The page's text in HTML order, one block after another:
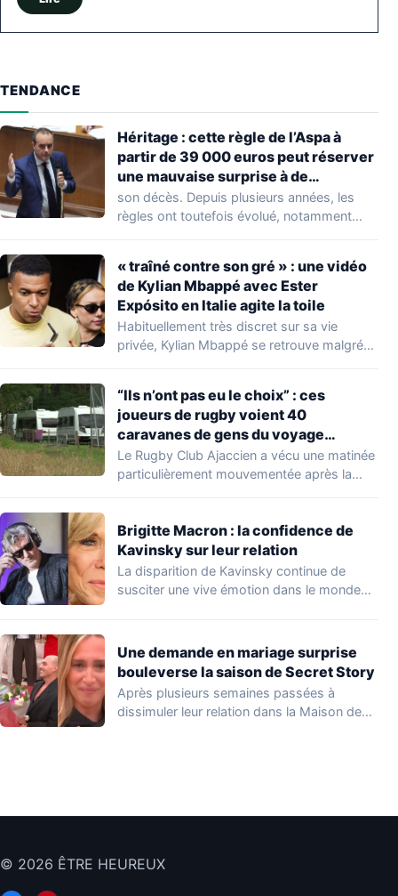
TENDANCE
Héritage : cette règle de l’Aspa à
partir de 39 000 euros peut réserver
une mauvaise surprise à de
nombreuses familles
son décès. Depuis plusieurs années, les
règles ont toutefois évolué, notamment
« traîné contre son gré » : une vidéo
de Kylian Mbappé avec Ester
Expósito en Italie agite la toile
Habituellement très discret sur sa vie
privée, Kylian Mbappé se retrouve malgré
“Ils n’ont pas eu le choix” : ces
joueurs de rugby voient 40
caravanes de gens du voyage
s’installer dans leur stade, ils les
délogent en moins d’1 heure
Le Rugby Club Ajaccien a vécu une matinée
particulièrement mouvementée après la
Brigitte Macron : la confidence de
Kavinsky sur leur relation
La disparition de Kavinsky continue de
susciter une vive émotion dans le monde
Une demande en mariage surprise
bouleverse la saison de Secret Story
Après plusieurs semaines passées à
dissimuler leur relation dans la Maison des
© 2026 ÊTRE HEUREUX